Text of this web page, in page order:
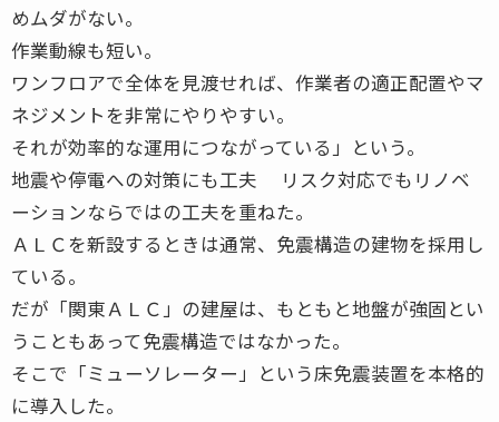
めムダがない。
作業動線も短い。
ワンフロアで全体を見渡せれば、作業者の適正配置やマ
ネジメントを非常にやりやすい。
それが効率的な運用につながっている」という。
地震や停電への対策にも工夫 リスク対応でもリノベ
ーションならではの工夫を重ねた。
ＡＬＣを新設するときは通常、免震構造の建物を採用し
ている。
だが「関東ＡＬＣ」の建屋は、もともと地盤が強固とい
うこともあって免震構造ではなかった。
そこで「ミューソレーター」という床免震装置を本格的
に導入した。